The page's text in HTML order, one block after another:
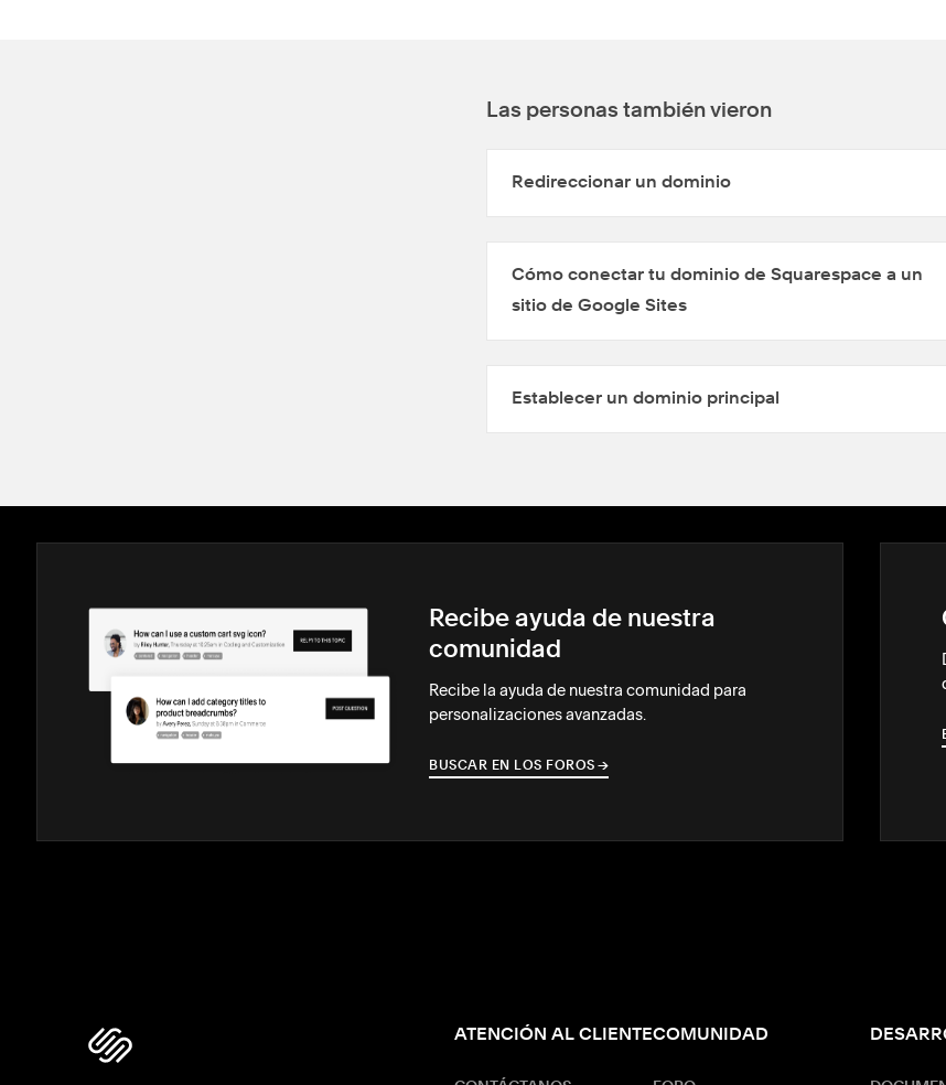
Las personas también vieron
Redireccionar un dominio
Cómo conectar tu dominio de Squarespace a un
sitio de Google Sites
Establecer un dominio principal
Recibe ayuda de nuestra
comunidad
Recibe la ayuda de nuestra comunidad para
personalizaciones avanzadas.
BUSCAR EN LOS FOROS →
→
ATENCIÓN AL CLIENTECOMUNIDAD